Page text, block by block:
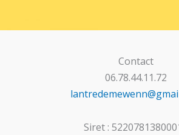
Contact
06.78.44.11.72
Siret :